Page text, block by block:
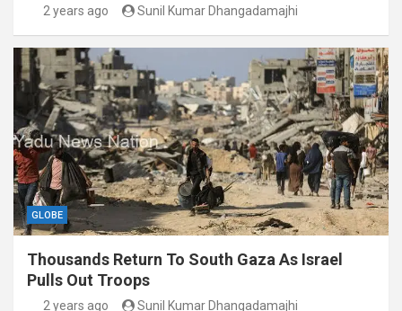
2 years ago Sunil Kumar Dhangadamajhi
GLOBE
Thousands Return To South Gaza As Israel
Pulls Out Troops
2 years ago Sunil Kumar Dhangadamajhi